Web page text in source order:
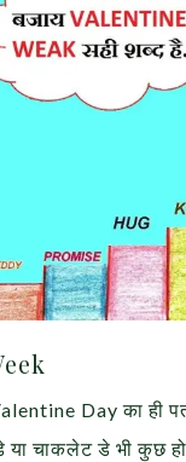
Day का ही
चाकलेट डे भी कुछ